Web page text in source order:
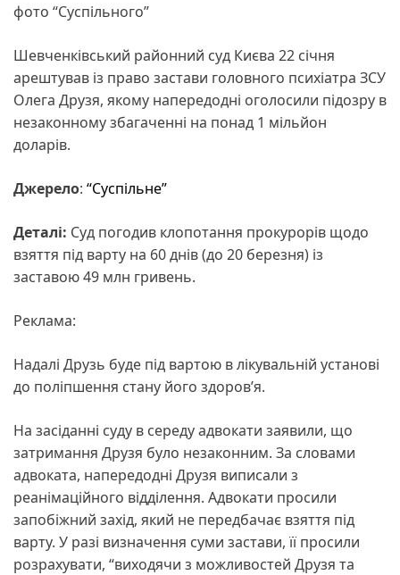
фото “Суспільного”
Шевченківський районний суд Києва 22 січня
арештував із право застави головного психіатра ЗСУ
Олега Друзя, якому напередодні оголосили підозру в
незаконному збагаченні на понад 1 мільйон
доларів.
Джерело: “Суспільне”
Деталі: Суд погодив клопотання прокурорів щодо
взяття під варту на 60 днів (до 20 березня) із
заставою 49 млн гривень.
Реклама:
Надалі Друзь буде під вартою в лікувальній установі
до поліпшення стану його здоров’я.
На засіданні суду в середу адвокати заявили, що
затримання Друзя було незаконним. За словами
адвоката, напередодні Друзя виписали з
реанімаційного відділення. Адвокати просили
запобіжний захід, який не передбачає взяття під
варту. У разі визначення суми застави, її просили
розрахувати, “виходячи з можливостей Друзя та